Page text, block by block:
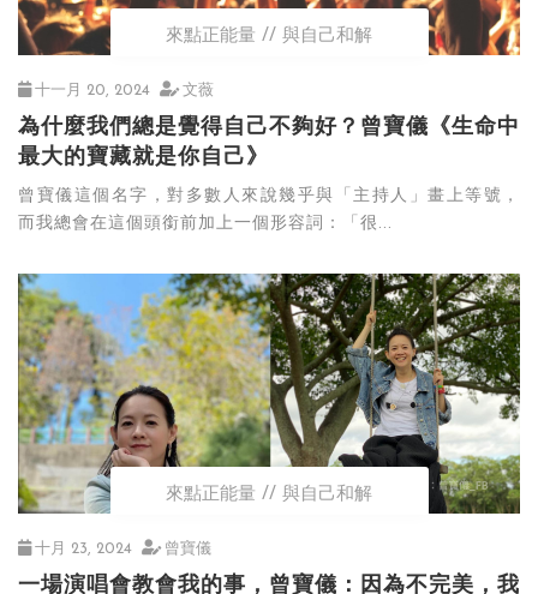
來點正能量 與自己和解
十一月 20, 2024 文薇
為什麼我們總是覺得自己不夠好？曾寶儀《生命中
最大的寶藏就是你自己》
曾寶儀這個名字，對多數人來說幾乎與「主持人」畫上等號，
而我總會在這個頭銜前加上一個形容詞：「很...
來點正能量 與自己和解
十月 23, 2024 曾寶儀
一場演唱會教會我的事，曾寶儀：因為不完美，我